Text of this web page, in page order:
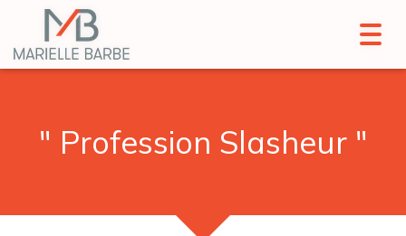
" Profession Slasheur "